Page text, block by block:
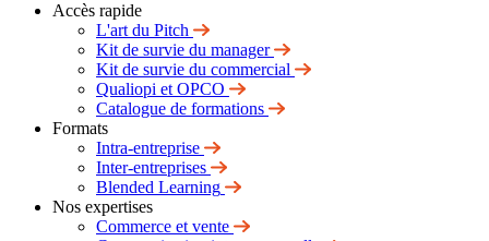
Accès rapide
L'art du Pitch
Kit de survie du manager
Kit de survie du commercial
Qualiopi et OPCO
Catalogue de formations
Formats
Intra-entreprise
Inter-entreprises
Blended Learning
Nos expertises
Commerce et vente